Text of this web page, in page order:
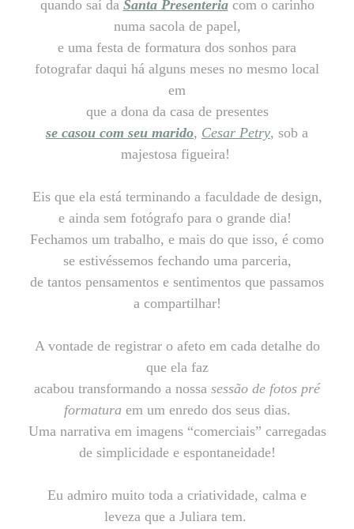
quando saí da Santa Presenteriacom o carinho
numa sacola de papel,
e uma festa de formatura dos sonhos para
fotografar daqui há alguns meses no mesmo local
em
que a dona da casa de presentes
se casou com seu marido, Cesar Petry, sob a
majestosa figueira!
Eis que ela está terminando a faculdade de design,
e ainda sem fotógrafo para o grande dia!
Fechamos um trabalho, e mais do que isso, é como
se estivéssemos fechando uma parceria,
de tantos pensamentos e sentimentos que passamos
a compartilhar!
A vontade de registrar o afeto em cada detalhe do
que ela faz
acabou transformando a nossa sessão de fotos pré
formaturaem um enredo dos seus dias.
Uma narrativa em imagens “comerciais” carregadas
de simplicidade e espontaneidade!
Eu admiro muito toda a criatividade, calma e
leveza que a Juliara tem.